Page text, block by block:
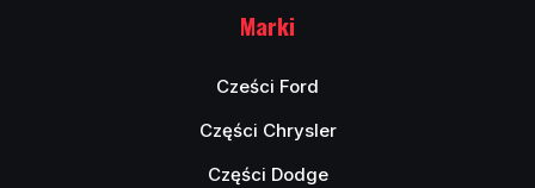
Marki
Cześci Ford
Części Chrysler
Części Dodge